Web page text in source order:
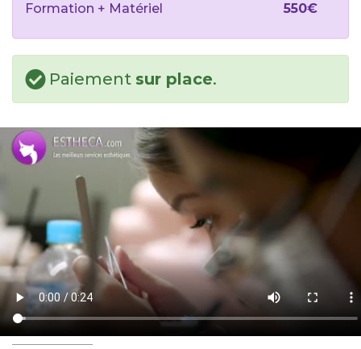
Formation + Matériel
550€
Paiement sur place.